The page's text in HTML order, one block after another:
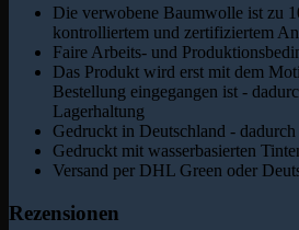
Die verwobene Baumwolle ist zu
kontrolliertem und zertifiziertem
Faire Arbeits- und
Das Produkt wird erst mit dem
Bestellung eingegangen ist -
Lagerhaltung
Gedruckt in Deutschland -
Gedruckt mit wasserbasierten
Versand per DHL Green oder
Rezensionen